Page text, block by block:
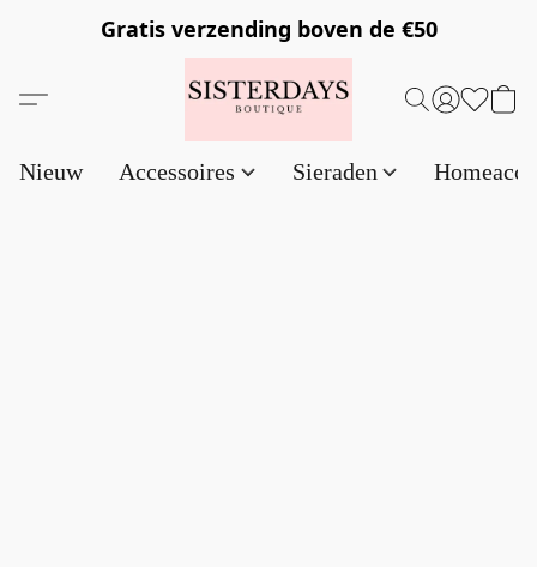
Gratis verzending boven de €50
Nieuw Accessoires Sieraden